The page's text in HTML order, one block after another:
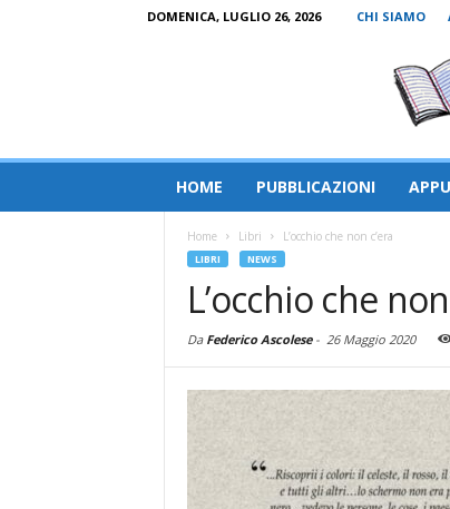
DOMENICA, LUGLIO 26, 2026 CHI SIAMO
HOME PUBBLICAZIONI
Home Libri L’occhio che non c’era
LIBRI NEWS
L’occhio che
Da Federico Ascolese- 26 Maggio 2020